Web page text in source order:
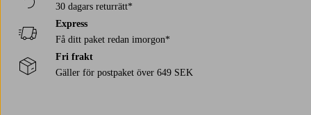
30 dagars returrätt*
Express
Få ditt paket redan imorgon*
Fri frakt
Gäller för postpaket över 649 SEK